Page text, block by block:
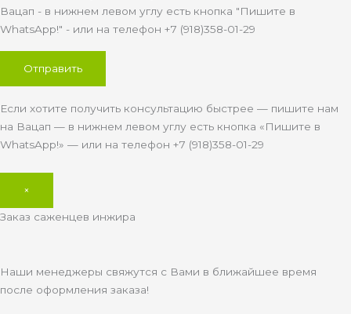
Вацап - в нижнем левом углу есть кнопка "Пишите в
WhatsApp!" - или на телефон +7 (918)358-01-29
Если хотите получить консультацию быстрее — пишите нам
на Вацап — в нижнем левом углу есть кнопка «Пишите в
WhatsApp!» — или на телефон +7 (918)358-01-29
×
Заказ саженцев инжира
Наши менеджеры свяжутся с Вами в ближайшее время
после оформления заказа!